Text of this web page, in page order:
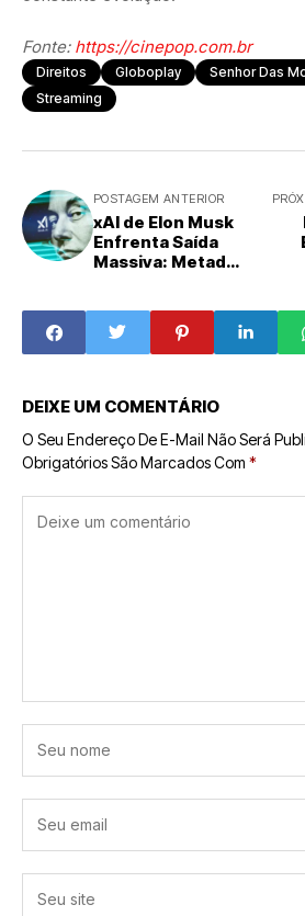
Fonte: https://cinepop.com.br
Direitos Globoplay Senhor Das
Streaming
POSTAGEM ANTERIOR
xAI de Elon Musk
Enfrenta Saída
Massiva: Metade
de Inteligência
Artificial
DEIXE UM COMENTÁRIO
O Seu Endereço De E-Mail Não Será
Obrigatórios São Marcados Com *